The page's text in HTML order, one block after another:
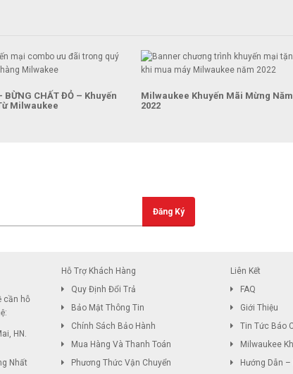
BỪNG CHẤT ĐỎ – Khuyến
Milwaukee
Milwaukee Khuyến Mãi Mừng
2022
cần hỗ
HN.
Nhất
Hỗ Trợ Khách Hàng
Quy Định Đổi Trả
Bảo Mật Thông Tin
Chính Sách Bảo Hành
Mua Hàng Và Thanh Toán
Phương Thức Vận Chuyển
Liên Kết
FAQ
Giới Thiệu
Tin Tức Báo
Milwaukee
Hướng Dẫn –